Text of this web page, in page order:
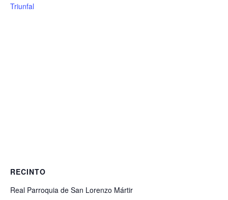
Triunfal
RECINTO
Real Parroquia de San Lorenzo Mártir